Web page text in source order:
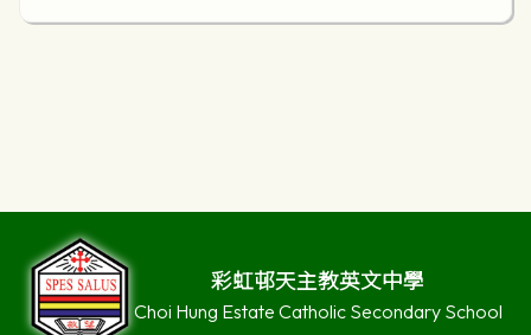
彩虹邨天主教英文中學
Choi Hung Estate Catholic Secondary School